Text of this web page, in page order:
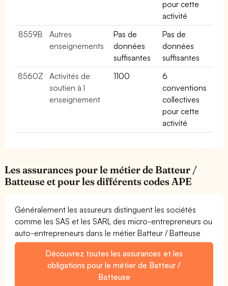
pour cette
activité
8559B
Autres
enseignements
Pas de
données
suffisantes
Pas de
données
suffisantes
8560Z
Activités de
soutien à l
enseignement
1100
6
conventions
collectives
pour cette
activité
Les assurances pour le métier de Batteur /
Batteuse et pour les différents codes APE
Généralement les assureurs distinguent les sociétés
comme les SAS et les SARL des micro-entrepreneurs ou
auto-entrepreneurs dans le métier Batteur / Batteuse
Découvrez toutes les assurances et les
obligations pour le métier de Batteur /
Batteuse